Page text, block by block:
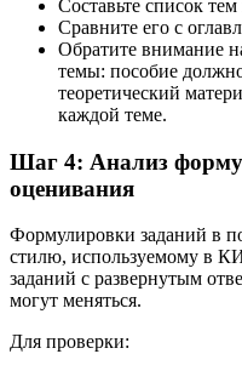
Составьте список
Сравните его с
Обратите внимание
темы: пособие
теоретический
каждой теме.
Шаг 4: Анализ
оценивания
Формулировки заданий в
стилю, используемому в
заданий с развернутым
могут меняться.
Для проверки: